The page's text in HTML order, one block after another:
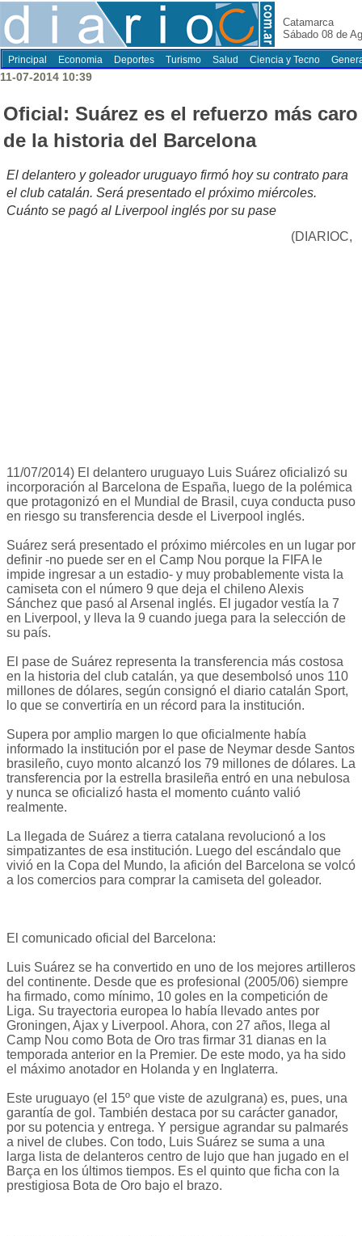
Catamarca
Sábado 08 de
Principal Economia Deportes Turismo Salud Ciencia y Tecno
11-07-2014 10:39
Oficial: Suárez es el refuerzo más caro
de la historia del Barcelona
El delantero y goleador uruguayo firmó hoy su contrato para
el club catalán. Será presentado el próximo miércoles.
Cuánto se pagó al Liverpool inglés por su pase
(DIARIOC,
11/07/2014) El delantero uruguayo Luis Suárez oficializó su
incorporación al Barcelona de España, luego de la polémica
que protagonizó en el Mundial de Brasil, cuya conducta puso
en riesgo su transferencia desde el Liverpool inglés.
Suárez será presentado el próximo miércoles en un lugar por
definir -no puede ser en el Camp Nou porque la FIFA le
impide ingresar a un estadio- y muy probablemente vista la
camiseta con el número 9 que deja el chileno Alexis
Sánchez que pasó al Arsenal inglés. El jugador vestía la 7
en Liverpool, y lleva la 9 cuando juega para la selección de
su país.
El pase de Suárez representa la transferencia más costosa
en la historia del club catalán, ya que desembolsó unos 110
millones de dólares, según consignó el diario catalán Sport,
lo que se convertiría en un récord para la institución.
Supera por amplio margen lo que oficialmente había
informado la institución por el pase de Neymar desde Santos
brasileño, cuyo monto alcanzó los 79 millones de dólares. La
transferencia por la estrella brasileña entró en una nebulosa
y nunca se oficializó hasta el momento cuánto valió
realmente.
La llegada de Suárez a tierra catalana revolucionó a los
simpatizantes de esa institución. Luego del escándalo que
vivió en la Copa del Mundo, la afición del Barcelona se volcó
a los comercios para comprar la camiseta del goleador.
El comunicado oficial del Barcelona:
Luis Suárez se ha convertido en uno de los mejores artilleros
del continente. Desde que es profesional (2005/06) siempre
ha firmado, como mínimo, 10 goles en la competición de
Liga. Su trayectoria europea lo había llevado antes por
Groningen, Ajax y Liverpool. Ahora, con 27 años, llega al
Camp Nou como Bota de Oro tras firmar 31 dianas en la
temporada anterior en la Premier. De este modo, ya ha sido
el máximo anotador en Holanda y en Inglaterra.
Este uruguayo (el 15º que viste de azulgrana) es, pues, una
garantía de gol. También destaca por su carácter ganador,
por su potencia y entrega. Y persigue agrandar su palmarés
a nivel de clubes. Con todo, Luis Suárez se suma a una
larga lista de delanteros centro de lujo que han jugado en el
Barça en los últimos tiempos. Es el quinto que ficha con la
prestigiosa Bota de Oro bajo el brazo.